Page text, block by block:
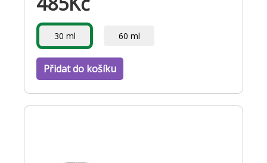
30 ml 60 ml
Přidat do košíku